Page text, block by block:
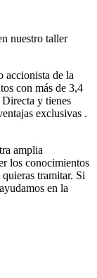
nuestro taller
accionista de la
con más de 3,4
y tienes
exclusivas .
amplia
los conocimientos
tramitar. Si
en la